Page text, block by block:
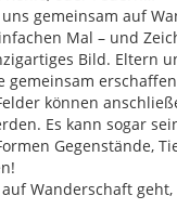
gemeinsam auf
Mal – und
Bild. Eltern
gemeinsam
können
Es kann sogar
Gegenstände,
auf Wanderschaft